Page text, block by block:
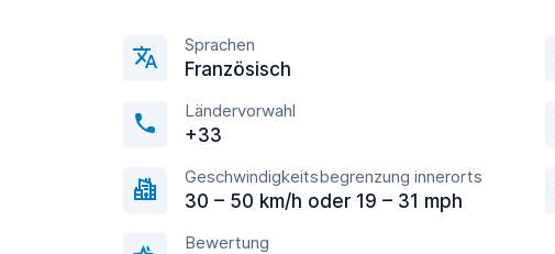
Sprachen
Französisch
Ländervorwahl
+33
Geschwindigkeitsbegrenzung innerorts
30 – 50 km/h oder 19 – 31 mph
Bewertung